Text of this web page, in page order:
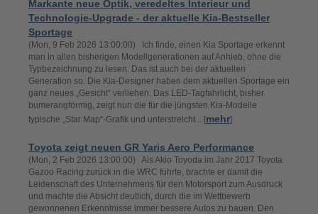
Markante neue Optik, veredeltes Interieur und
Technologie-Upgrade - der aktuelle Kia-Bestseller
Sportage
(Mon, 9 Feb 2026 13:00:00) Ich finde, einen Kia Sportage erkennt
man in allen bisherigen Modellgenerationen auf Anhieb, ohne die
Typbezeichnung zu lesen. Das ist auch bei der aktuellen
Generation so. Die Kia-Designer haben dem aktuellen Sportage ein
ganz neues „Gesicht“ verliehen. Das LED-Tagfahrlicht, bisher
bumerangförmig, zeigt nun die für die jüngsten Kia-Modelle
typische „Star Map“-Grafik und unterstreicht... [mehr]
Toyota zeigt neuen GR Yaris Aero Performance
(Mon, 2 Feb 2026 13:00:00) Als Akio Toyoda im Jahr 2017 Toyota
Gazoo Racing zurück in die WRC führte, brachte er damit die
Leidenschaft des Unternehmens für den Motorsport zum Ausdruck
und machte die Absicht deutlich, durch die im Wettbewerb
gewonnenen Erkenntnisse immer bessere Autos zu bauen. Den